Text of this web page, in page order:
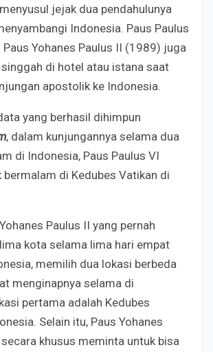
jejak dua pendahulunya
Indonesia. Paus Paulus
Yohanes Paulus II (1989) juga
di hotel atau istana saat
apostolik ke Indonesia.
yang berhasil dihimpun
, dalam kunjungannya selama dua
di Indonesia, Paus Paulus VI
di Kedubes Vatikan di
Paulus II yang pernah
kota selama lima hari empat
memilih dua lokasi berbeda
menginapnya selama di
pertama adalah Kedubes
Selain itu, Paus Yohanes
khusus meminta untuk bisa